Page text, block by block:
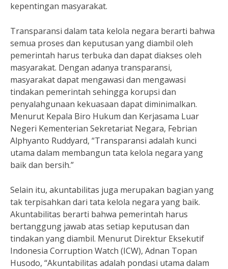
kepentingan masyarakat.
Transparansi dalam tata kelola negara berarti bahwa
semua proses dan keputusan yang diambil oleh
pemerintah harus terbuka dan dapat diakses oleh
masyarakat. Dengan adanya transparansi,
masyarakat dapat mengawasi dan mengawasi
tindakan pemerintah sehingga korupsi dan
penyalahgunaan kekuasaan dapat diminimalkan.
Menurut Kepala Biro Hukum dan Kerjasama Luar
Negeri Kementerian Sekretariat Negara, Febrian
Alphyanto Ruddyard, “Transparansi adalah kunci
utama dalam membangun tata kelola negara yang
baik dan bersih.”
Selain itu, akuntabilitas juga merupakan bagian yang
tak terpisahkan dari tata kelola negara yang baik.
Akuntabilitas berarti bahwa pemerintah harus
bertanggung jawab atas setiap keputusan dan
tindakan yang diambil. Menurut Direktur Eksekutif
Indonesia Corruption Watch (ICW), Adnan Topan
Husodo, “Akuntabilitas adalah pondasi utama dalam